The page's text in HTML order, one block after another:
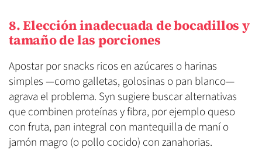
8. Elección inadecuada de bocadillos y
tamaño de las porciones
Apostar por snacks ricos en azúcares o harinas
simples —como galletas, golosinas o pan blanco—
agrava el problema. Syn sugiere buscar alternativas
que combinen proteínas y fibra, por ejemplo queso
con fruta, pan integral con mantequilla de maní o
jamón magro (o pollo cocido) con zanahorias.